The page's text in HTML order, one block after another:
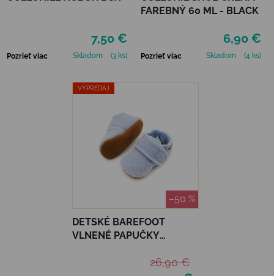
7,50 €
Pozrieť viac Skladom (3 ks)
FAREBNÝ 60 ML - BLACK
6,90 €
Pozrieť viac Skladom (4 ks)
VÝPREDAJ
–50 %
DETSKÉ BAREFOOT
VLNENÉ PAPUČKY
26,90 €